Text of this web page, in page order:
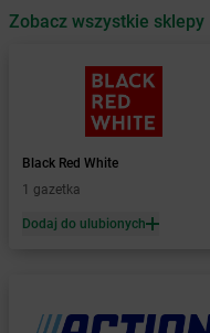
Żabka Babica
Babimost
Baborów
Baboszewo
Żabka Bachowice
Żabka Bądkowo
Żabka Bąków
Żabka Baranowo
Zobacz wszystkie sklepy
Black Red White
1 gazetka
Dodaj do ulubionych